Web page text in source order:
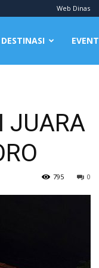
Web Dinas
DESTINASI EVENT
JUARA
0
795